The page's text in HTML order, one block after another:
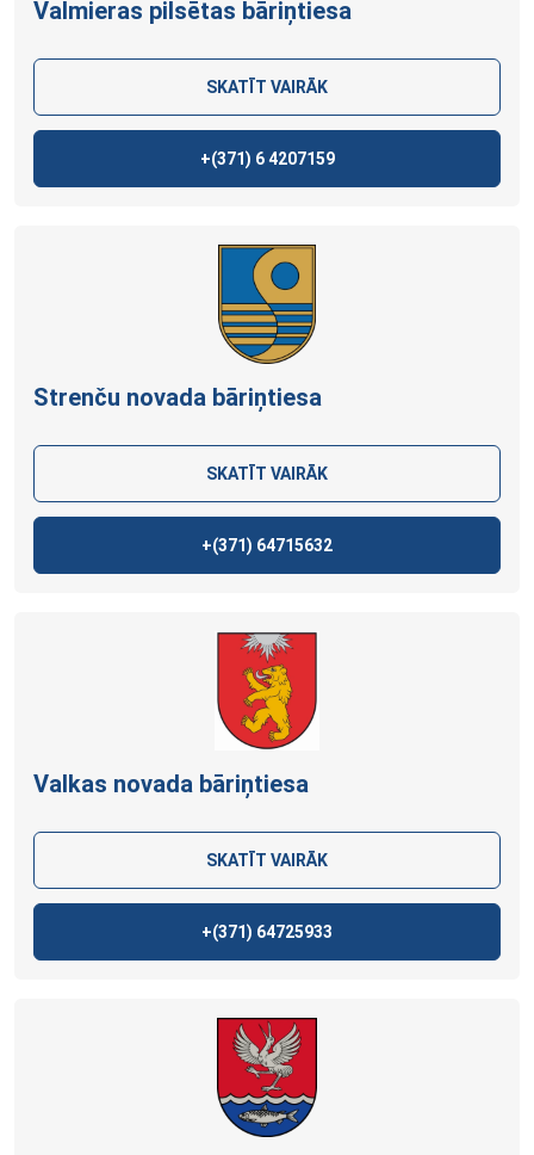
Valmieras pilsētas bāriņtiesa
SKATĪT VAIRĀK
+(371) 6 4207159
Strenču novada bāriņtiesa
SKATĪT VAIRĀK
+(371) 64715632
Valkas novada bāriņtiesa
SKATĪT VAIRĀK
+(371) 64725933